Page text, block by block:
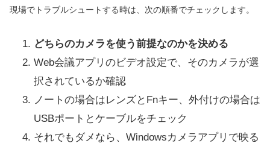
現場でトラブルシュートする時は、次の順番でチェックします。
どちらのカメラを使う前提なのかを決める
Web会議アプリのビデオ設定で、そのカメラが選
択されているか確認
ノートの場合はレンズとFnキー、外付けの場合は
USBポートとケーブルをチェック
それでもダメなら、Windowsカメラアプリで映る